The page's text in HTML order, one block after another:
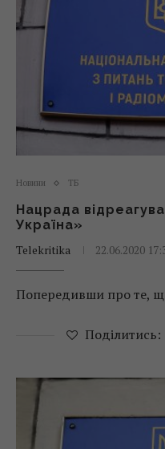
Новини ТБ
Нацрада
Україна»
Telekritika
22.06.2020
Попередивши про те,
Поділитись: